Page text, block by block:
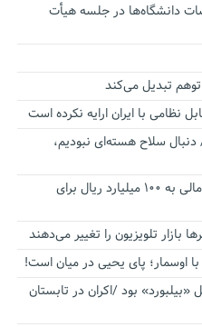
دانشگاه‌ها در جلسه هیأت
توهم تبدیل می‌کند
نظامی با ایران ارایه نکرده است
دنبال سلاح هسته‌ای نبودیم،
آستانه الزام به دریافت صورت های مالی به ۱۰۰ میلیارد ریال برای
بازار تلویزیون را تغییر می‌دهند
اوسمار؛ پای یحیی در میان است!
«بیلبورد» بود /اکران در تابستان